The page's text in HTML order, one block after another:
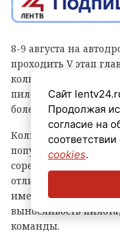
8-9 августа на
проходить V этап
кольцевым гонкам.
пилоты страны, а за
болельщиков.
Кольцевые
популярных видов
соревнуются на
отличие от ралли
имеют значение не
выносливость
команды.
Сайт
Продолжая
согласие на
соответствии
cookies.